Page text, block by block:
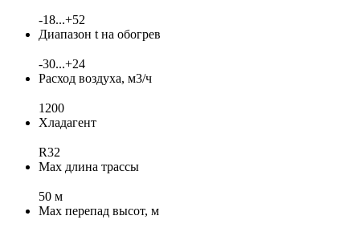
-18...+52
Диапазон t на обогрев
-30...+24
Расход воздуха, м3/ч
1200
Хладагент
R32
Max длина трассы
50 м
Max перепад высот, м